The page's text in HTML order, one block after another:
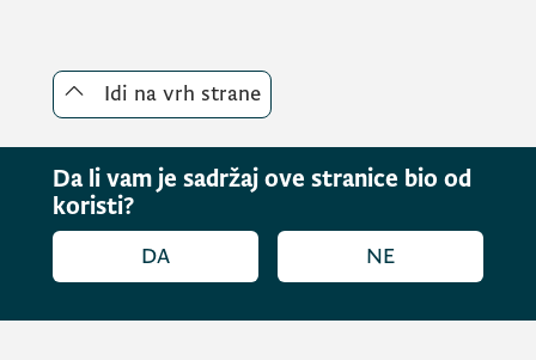
Idi na vrh strane
Da li vam je sadržaj ove stranice bio od
koristi?
DA NE